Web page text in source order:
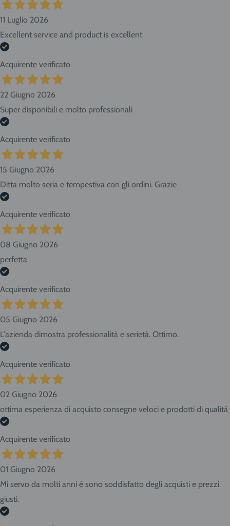
11 Luglio 2026
Excellent service and product is excellent
Acquirente verificato
22 Giugno 2026
Super disponibili e molto professionali
Acquirente verificato
15 Giugno 2026
Ditta molto seria e tempestiva con gli ordini. Grazie
Acquirente verificato
08 Giugno 2026
perfetta
Acquirente verificato
05 Giugno 2026
L'azienda dimostra professionalità e serietà. Ottimo.
Acquirente verificato
02 Giugno 2026
ottima esperienza di acquisto consegne veloci e prodotti di qualità
Acquirente verificato
01 Giugno 2026
Mi servo da molti anni è sono soddisfatto degli acquisti e prezzi
giusti.